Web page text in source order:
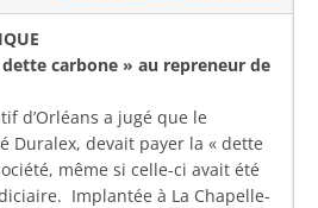
carbone » au repreneur de
d’Orléans a jugé que le
Duralex, devait payer la « dette
même si celle-ci avait été
Implantée à La Chapelle-